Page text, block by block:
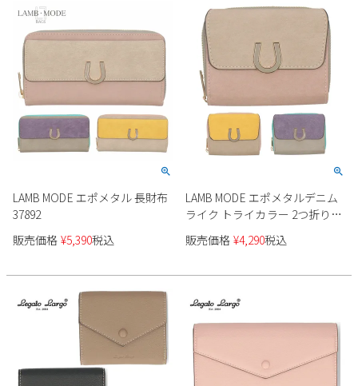
パンプス
カジュアルシューズ
ブーツ
Parade
SKECHERS
moz
レインシューズ
スニーカー
ビジネス・ドレスシューズ
ローファー
ウェア
Parade
すべての商品
サンダル
レインシューズ
スニーカー
フォーマル
ブーツ
Parade
SKECHERS
new balance
すべての商品
メンズ新入荷
SALE
すべての商品
レディースSALE
メンズSALE
キッズSALE
バッグ
リュック
ボディバッグ
ビジネスバッグ
トートバッグ
雑貨
雑貨
詳細検索
店舗一覧
ご利用ガイド
会員サービス
LAMB MODE エポメタル 長財布
37892
販売価格 ¥5,390税込
LAMB MODE エポメタルデニム
ライク トライカラー 2つ折りフ
ァスナー財布 37891T
販売価格 ¥4,290税込